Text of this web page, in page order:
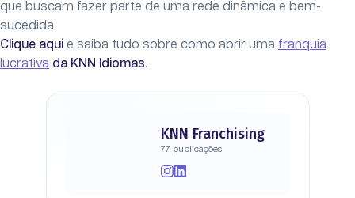
que buscam fazer parte de uma rede dinâmica e bem-
sucedida.
Clique aqui e saiba tudo sobre como abrir uma franquia
lucrativa da KNN Idiomas.
KNN Franchising
77 publicações